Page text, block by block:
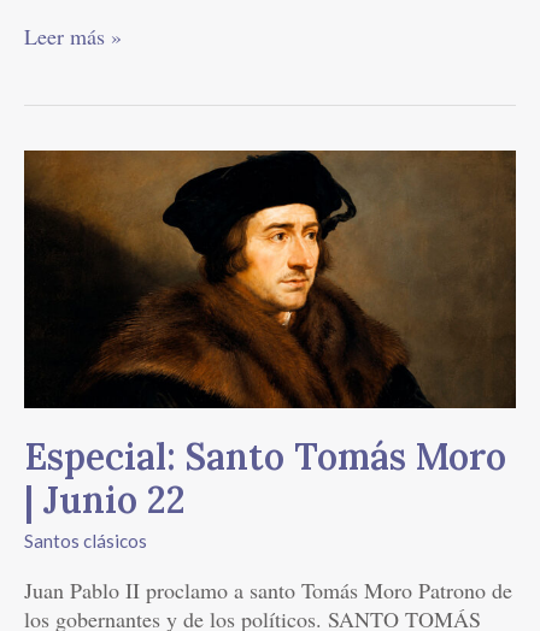
Leer más »
Especial: Santo Tomás Moro
| Junio 22
Santos clásicos
Juan Pablo II proclamo a santo Tomás Moro Patrono de
los gobernantes y de los políticos. SANTO TOMÁS
Santo
Tomás